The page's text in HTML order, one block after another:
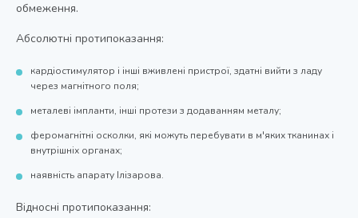
обмеження.
Абсолютні протипоказання:
кардіостимулятор і інші вживлені пристрої, здатні вийти з ладу
через магнітного поля;
металеві імпланти, інші протези з додаванням металу;
феромагнітні осколки, які можуть перебувати в м'яких тканинах і
внутрішніх органах;
наявність апарату Ілізарова.
Відносні протипоказання: